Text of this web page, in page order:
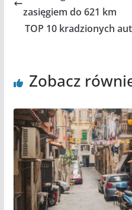
zasięgiem do 621 km
TOP 10 kradzionych
Zobacz